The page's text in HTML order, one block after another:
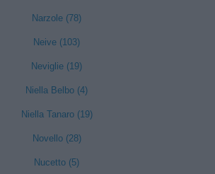
Narzole (78)
Neive (103)
Neviglie (19)
Niella Belbo (4)
Niella Tanaro (19)
Novello (28)
Nucetto (5)